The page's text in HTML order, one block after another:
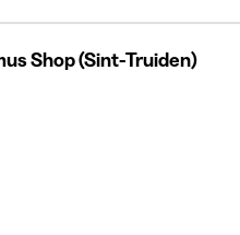
Shop (Sint-Truiden)